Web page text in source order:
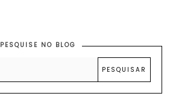
PESQUISE NO BLOG